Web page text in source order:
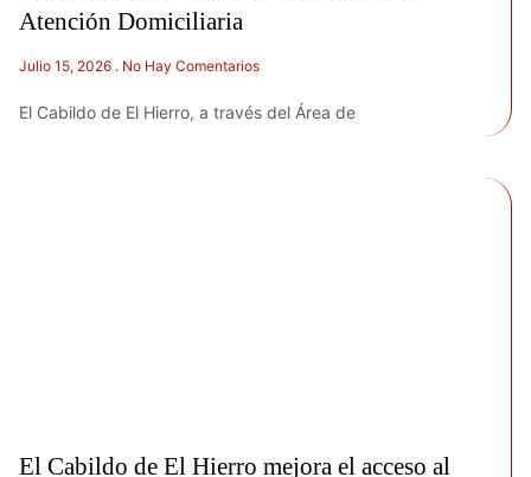
Atención Domiciliaria
Julio 15, 2026 No Hay Comentarios
El Cabildo de El Hierro, a través del Área de
El Cabildo de El Hierro mejora el acceso al